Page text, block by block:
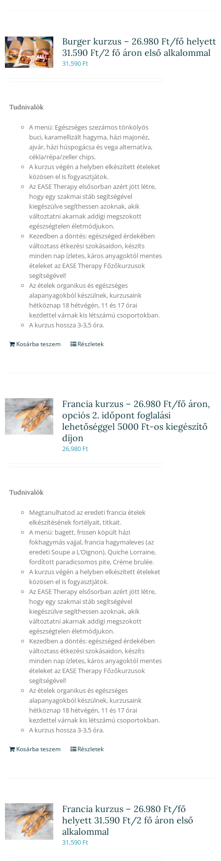
Burger kurzus – 26.980 Ft/fő helyett
31.590 Ft/2 fő áron első alkalommal
31,590 Ft
Tudnivalók
A menü: Egészséges szezámos tönkölyös
buci, karamellizált hagyma, házi majonéz,
ajvár, házi húspogácsa és vega alternatíva,
cékla/répa/zeller chips.
A kurzus végén a helyben elkészített ételeket
közösen el is fogyasztjátok.
Az EASE Therapy elsősorban azért jött létre,
hogy egy szakmai stáb segítségével
kiegészülve segíthessen azoknak, akik
változtatni akarnak addigi megszokott
egészségtelen életmódjukon.
Kezedben a döntés: egészséged érdekében
változtass étkezési szokásaidon, készíts
minden nap ízletes, káros anyagoktól mentes
ételeket az EASE Therapy Főzőkurzusok
segítségével!
Az ételek organikus és egészséges
alapanyagokból készülnek, kurzusaink
hétköznap 18 hétvégén, 11 és 17 órai
kezdettel várnak kis létszámú csoportokban.
A kurzus hossza 3-3,5 óra.
Kosárba teszem Részletek
Francia kurzus – 26.980 Ft/fő áron,
opciós 2. időpont foglalási
lehetőséggel 5000 Ft-os kiegészítő
díjon
26,980 Ft
Tudnivalók
Megtanulhatod az eredeti francia ételek
elkészítésének fortélyait, titkait.
A menü: bagett, frissen köpült házi
fokhagymás vajjal, francia hagymaleves (az
eredeti Soupe a L’Oignon), Quiche Lorraine,
fordított paradicsomos pite, Créme brulée.
A kurzus végén a helyben elkészített ételeket
közösen el is fogyasztjátok.
Az EASE Therapy elsősorban azért jött létre,
hogy egy szakmai stáb segítségével
kiegészülve segíthessen azoknak, akik
változtatni akarnak addigi megszokott
egészségtelen életmódjukon.
Kezedben a döntés: egészséged érdekében
változtass étkezési szokásaidon, készíts
minden nap ízletes, káros anyagoktól mentes
ételeket az EASE Therapy Főzőkurzusok
segítségével!
Az ételek organikus és egészséges
alapanyagokból készülnek, kurzusaink
hétköznap 18 hétvégén, 11 és 17 órai
kezdettel várnak kis létszámú csoportokban.
A kurzus hossza 3-3,5 óra.
Kosárba teszem Részletek
Francia kurzus – 26.980 Ft/fő
helyett 31.590 Ft/2 fő áron első
alkalommal
31,590 Ft